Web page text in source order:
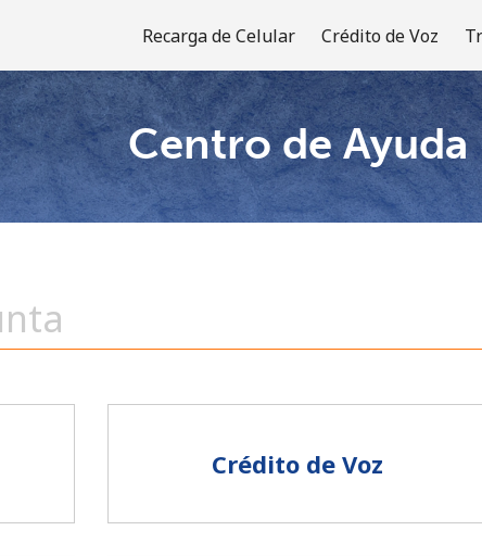
Recarga de Celular Crédito de Voz
¡Bienvenido!
o
Centro de Ayuda
Crédito de Voz